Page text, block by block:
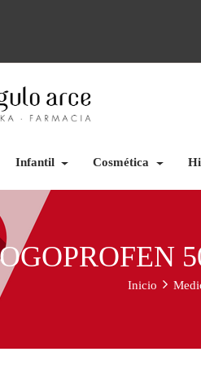
Infantil Cosmética
Inicio